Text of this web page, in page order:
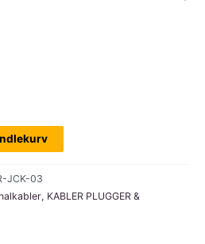
JCK-03
, KABLER PLUGGER &